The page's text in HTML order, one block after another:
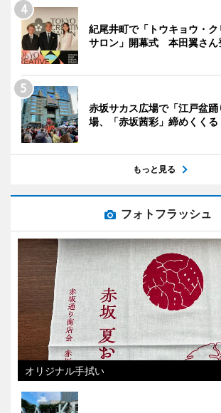
紀尾井町で「トウキョウ・ク
サロン」開幕式 本田翼さん
赤坂サカス広場で「江戸盆
場、「赤坂茜彩」締めくくる
もっと見る
フォトフラッシュ
オリジナル手拭い